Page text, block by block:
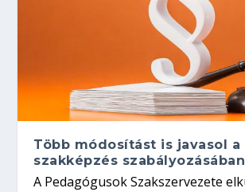
Több módosítást is javasol a
szakképzés szabályozásában
A Pedagógusok Szakszervezete